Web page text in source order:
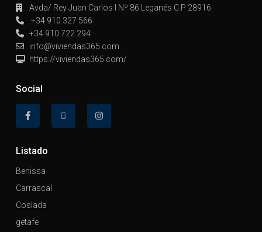
Avda/ Rey Juan Carlos I Nº 86 Leganés C.P 28916
+34 910 327 566
+34 910 722 294
info@viviendas365.com
https://viviendas365.com/
Social
Listado
Benissa
Carrascal
Coslada
getafe